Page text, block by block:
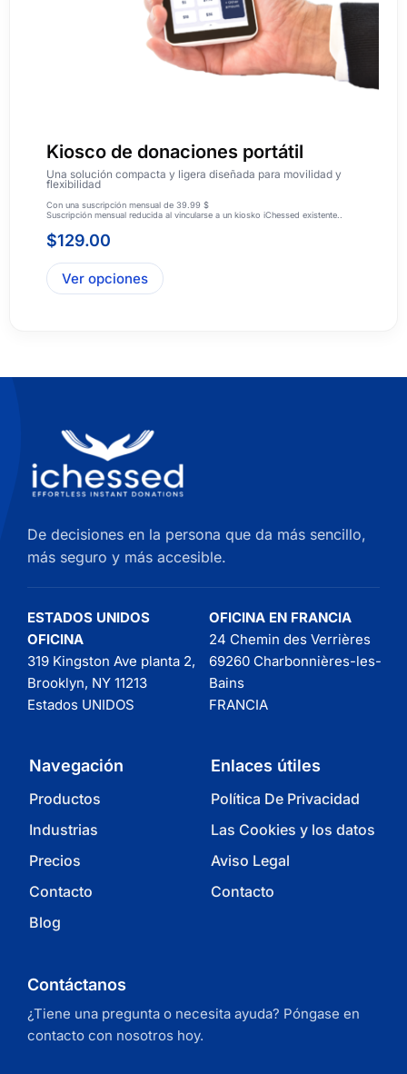
Kiosco de donaciones portátil
Una solución compacta y ligera diseñada para movilidad y
flexibilidad
Con una suscripción mensual de 39.99 $
Suscripción mensual reducida al vincularse a un kiosko iChessed existente..
$129.00
Ver opciones
De decisiones en la persona que da más sencillo,
más seguro y más accesible.
ESTADOS UNIDOS
OFICINA
319 Kingston Ave planta 2,
Brooklyn, NY 11213
Estados UNIDOS
OFICINA EN FRANCIA
24 Chemin des Verrières
69260 Charbonnières-les-
Bains
FRANCIA
Navegación
Productos
Industrias
Precios
Contacto
Blog
Enlaces útiles
Política De Privacidad
Las Cookies y los datos
Aviso Legal
Contacto
Contáctanos
¿Tiene una pregunta o necesita ayuda? Póngase en
contacto con nosotros hoy.